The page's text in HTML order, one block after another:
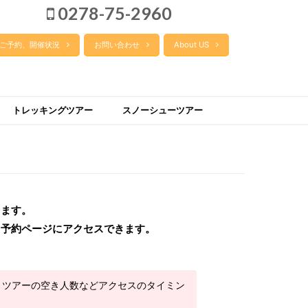
0278-75-2960
ご予約、開催状況 お問い合わせ About US
トレッキングツアー スノーシューツアー
す。
約ページにアクセスできます。
アーの空き人数などアクセスのタイミン